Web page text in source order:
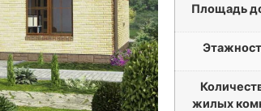
Площадь
жилых